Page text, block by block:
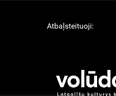
Atbaļsteituoji: